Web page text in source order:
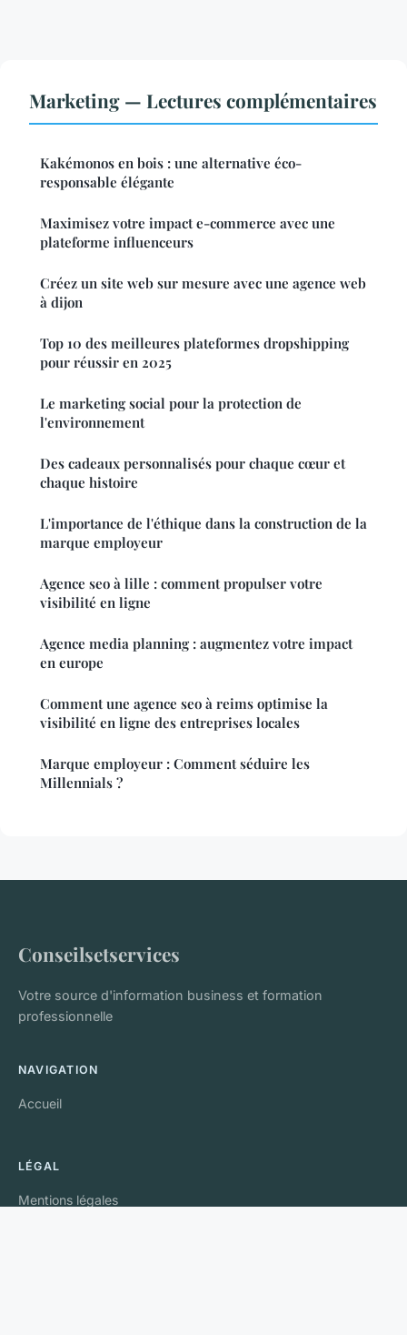
Marketing — Lectures complémentaires
Kakémonos en bois : une alternative éco-
responsable élégante
Maximisez votre impact e-commerce avec une
plateforme influenceurs
Créez un site web sur mesure avec une agence web
à dijon
Top 10 des meilleures plateformes dropshipping
pour réussir en 2025
Le marketing social pour la protection de
l'environnement
Des cadeaux personnalisés pour chaque cœur et
chaque histoire
L'importance de l'éthique dans la construction de la
marque employeur
Agence seo à lille : comment propulser votre
visibilité en ligne
Agence media planning : augmentez votre impact
en europe
Comment une agence seo à reims optimise la
visibilité en ligne des entreprises locales
Marque employeur : Comment séduire les
Millennials ?
Conseilsetservices
Votre source d'information business et formation
professionnelle
NAVIGATION
Accueil
LÉGAL
Mentions légales